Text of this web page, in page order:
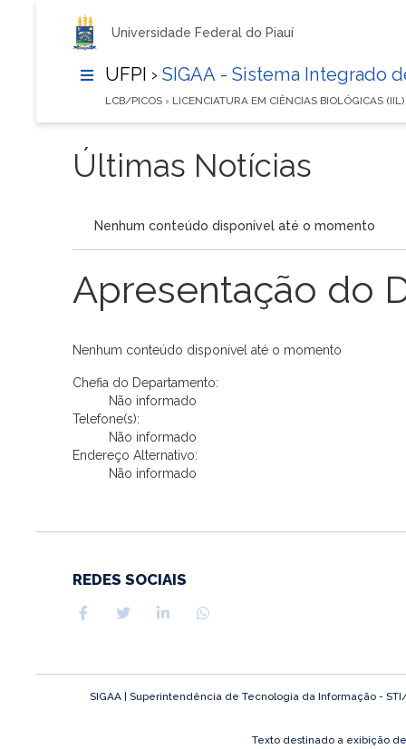
Universidade Federal do Piauí
UFPI › SIGAA - Sistema Integrado
LCB/PICOS › LICENCIATURA EM CIÊNCIAS BIOLÓGICAS
Últimas Notícias
Nenhum conteúdo disponível até o momento
Apresentação do
Nenhum conteúdo disponível até o momento
Chefia do Departamento:
Não informado
Telefone(s):
Não informado
Endereço Alternativo:
Não informado
REDES SOCIAIS
SIGAA | Superintendência de Tecnologia da Informação -
Texto destinado a exibição